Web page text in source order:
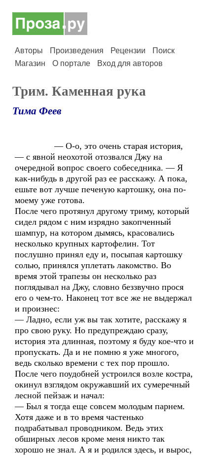
Авторы Произведения Рецензии
Поиск
Магазин
О портале Вход для авторов
Трим. Каменная рука
Тима Феев
— О-о, это очень старая история,
— с явной неохотой отозвался Джу на
очередной вопрос своего собеседника. — Я
как-нибудь в другой раз ее расскажу. А пока,
ешьте вот лучше печеную картошку, она по-
моему уже готова.
После чего протянул другому триму, который
сидел рядом с ним изрядно закопченный
шампур, на котором дымясь, красовались
несколько крупных картофелин. Тот
послушно принял еду и, посыпая картошку
солью, принялся уплетать лакомство. Во
время этой трапезы он несколько раз
поглядывал на Джу, словно беззвучно прося
его о чем-то. Наконец тот все же не выдержал
и произнес:
— Ладно, если уж вы так хотите, расскажу я
про свою руку. Но предупреждаю сразу,
история эта длинная, поэтому я буду кое-что и
пропускать. Да и не помню я уже многого,
ведь сколько времени с тех пор прошло.
После чего поудобней устроился возле костра,
окинул взглядом окружавший их сумеречный
лесной пейзаж и начал:
— Был я тогда еще совсем молодым парнем.
Хотя даже и в то время частенько
подрабатывал проводником. Ведь этих
обширных лесов кроме меня никто так
хорошо не знал. А я и родился здесь, и вырос,